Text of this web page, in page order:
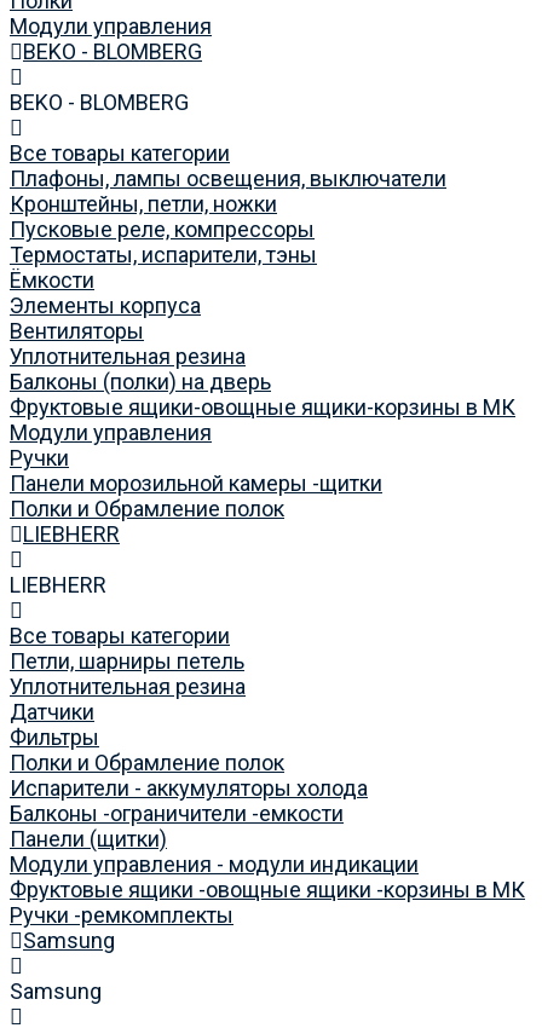
Модули управления
BEKO - BLOMBERG
BEKO - BLOMBERG
Все товары категории
Плафоны, лампы освещения, выключатели
Кронштейны, петли, ножки
Пусковые реле, компрессоры
Термостаты, испарители, тэны
Ёмкости
Элементы корпуса
Вентиляторы
Уплотнительная резина
Балконы (полки) на дверь
Фруктовые ящики-овощные ящики-корзины в МК
Модули управления
Ручки
Панели морозильной камеры -щитки
Полки и Обрамление полок
LIEBHERR
LIEBHERR
Все товары категории
Петли, шарниры петель
Уплотнительная резина
Датчики
Фильтры
Полки и Обрамление полок
Испарители - аккумуляторы холода
Балконы -ограничители -емкости
Панели (щитки)
Модули управления - модули индикации
Фруктовые ящики -овощные ящики -корзины в МК
Ручки -ремкомплекты
Samsung
Samsung